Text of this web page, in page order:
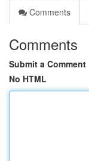
Comments
Comments
Submit a Comment
No HTML